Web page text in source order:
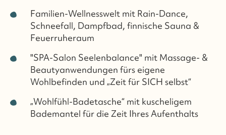
Familien-Wellnesswelt mit Rain-Dance,
Schneefall, Dampfbad, finnische Sauna &
Feuerruheraum
"SPA-Salon Seelenbalance" mit Massage- &
Beautyanwendungen fürs eigene
Wohlbefinden und „Zeit für SICH selbst“
„Wohlfühl-Badetasche“ mit kuscheligem
Bademantel für die Zeit Ihres Aufenthalts